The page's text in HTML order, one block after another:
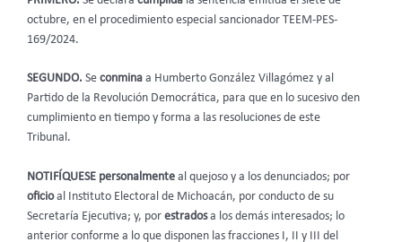
octubre, en el procedimiento especial sancionador TEEM-PES-
169/2024.
SEGUNDO. Se conmina a Humberto González Villagómez y al
Partido de la Revolución Democrática, para que en lo sucesivo den
cumplimiento en tiempo y forma a las resoluciones de este
Tribunal.
NOTIFÍQUESE personalmente al quejoso y a los denunciados; por
oficioal Instituto Electoral de Michoacán, por conducto de su
Secretaría Ejecutiva; y, por estradosa los demás interesados; lo
anterior conforme a lo que disponen las fracciones I, II y III del